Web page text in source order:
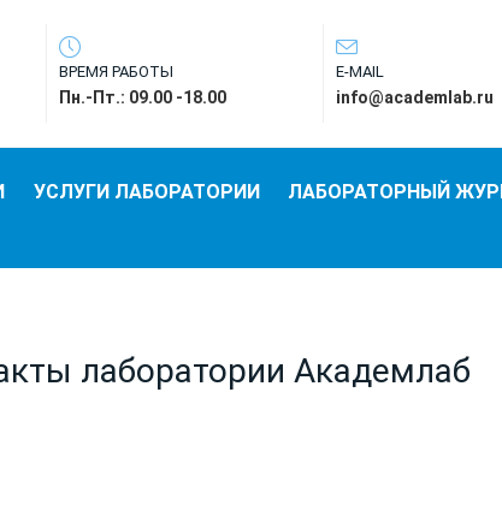
ВРЕМЯ РАБОТЫ
Пн.-Пт.: 09.00 -18.00
E-MAIL
info@academlab.ru
УСЛУГИ ЛАБОРАТОРИИ ЛАБОРАТОРНЫЙ
лаборатории Академлаб